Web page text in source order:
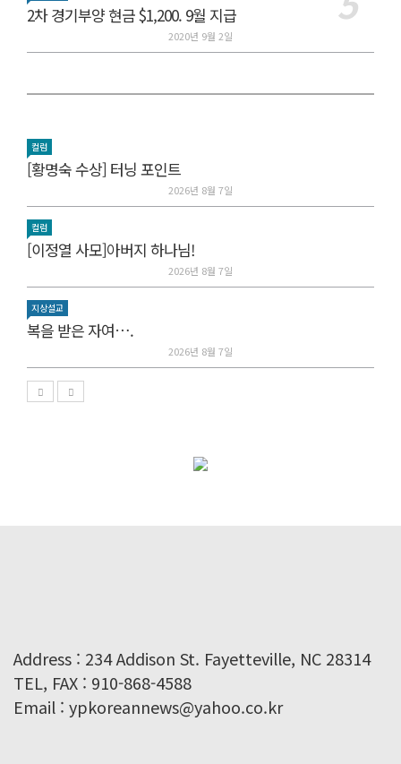
2차 경기부양 현금 $1,200. 9월 지급
2020년 9월 2일
컬럼
[황명숙 수상] 터닝 포인트
2026년 8월 7일
컬럼
[이정열 사모]아버지 하나님!
2026년 8월 7일
지상설교
복을 받은 자여….
2026년 8월 7일
Address : 234 Addison St. Fayetteville, NC 28314
TEL, FAX : 910-868-4588
Email : ypkoreannews@yahoo.co.kr